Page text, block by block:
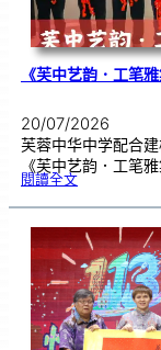
《芙中艺韵．工笔
20/07/2026
芙蓉中华中学配合
《芙中艺韵．工笔
閱讀全文:《
艺
．
工
笔
雅
集
．
长
荣
丹
青
》
书
画
展
开
幕